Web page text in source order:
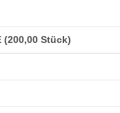
(200,00 Stück)